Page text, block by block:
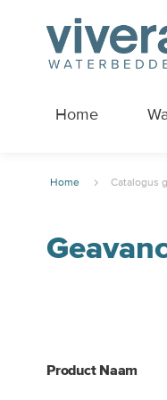
Home
Home Catalogus
Product Naam